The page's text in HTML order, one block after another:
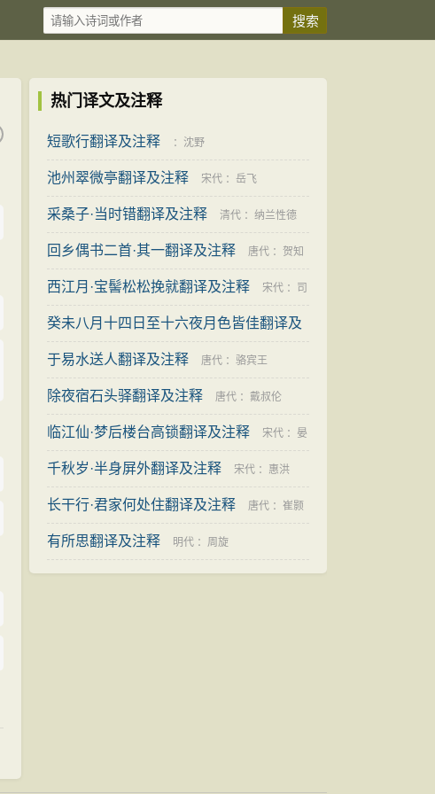
热门译文及注释
短歌行翻译及注释 ： 沈野
池州翠微亭翻译及注释 宋代 ： 岳飞
采桑子·当时错翻译及注释 清代 ： 纳兰性德
回乡偶书二首·其一翻译及注释 唐代 ： 贺知
章
西江月·宝髻松松挽就翻译及注释 宋代 ： 司
马光
癸未八月十四日至十六夜月色皆佳翻译及
注释 宋代：曾几
于易水送人翻译及注释 唐代 ： 骆宾王
除夜宿石头驿翻译及注释 唐代 ： 戴叔伦
临江仙·梦后楼台高锁翻译及注释 宋代 ： 晏
几道
千秋岁·半身屏外翻译及注释 宋代 ： 惠洪
长干行·君家何处住翻译及注释 唐代 ： 崔颢
有所思翻译及注释 明代 ： 周旋